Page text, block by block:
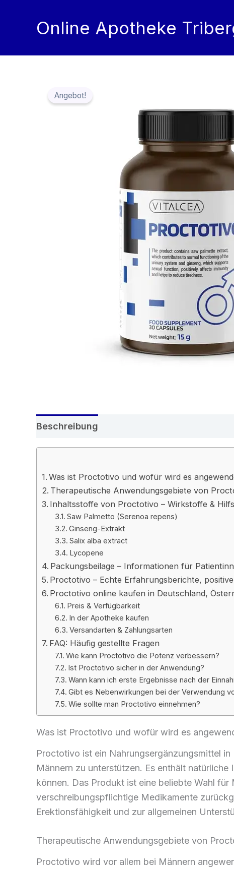
Online Apotheke
Angebot!
Beschreibung
Was ist Proctotivo und wofür wird es
Therapeutische Anwendungsgebiete von
Inhaltsstoffe von Proctotivo – Wirkstoffe &
Saw Palmetto (Serenoa repens)
Ginseng-Extrakt
Salix alba extract
Lycopene
Packungsbeilage – Informationen für
Proctotivo – Echte Erfahrungsberichte,
Proctotivo online kaufen in Deutschland,
Preis & Verfügbarkeit
In der Apotheke kaufen
Versandarten & Zahlungsarten
FAQ: Häufig gestellte Fragen
Wie kann Proctotivo die Potenz verbessern?
Ist Proctotivo sicher in der Anwendung?
Wann kann ich erste Ergebnisse nach der
Gibt es Nebenwirkungen bei der Verwendung
Wie sollte man Proctotivo einnehmen?
Was ist Proctotivo und wofür wird es
Proctotivo ist ein Nahrungsergänzungsmittel
Männern zu unterstützen. Es enthält
können. Das Produkt ist eine beliebte Wahl
verschreibungspflichtige Medikamente
Erektionsfähigkeit und zur allgemeinen
Therapeutische Anwendungsgebiete von
Proctotivo wird vor allem bei Männern